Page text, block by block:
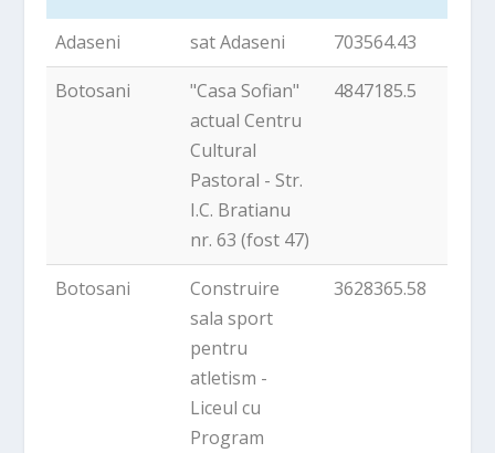
Localitatea
Denumirea
obiectivului
de investiții
Suma (lei)
Adaseni
sat Adaseni
703564.43
Botosani
"Casa Sofian"
actual Centru
Cultural
Pastoral - Str.
I.C. Bratianu
nr. 63 (fost 47)
4847185.5
Botosani
Construire
sala sport
pentru
atletism -
Liceul cu
Program
3628365.58